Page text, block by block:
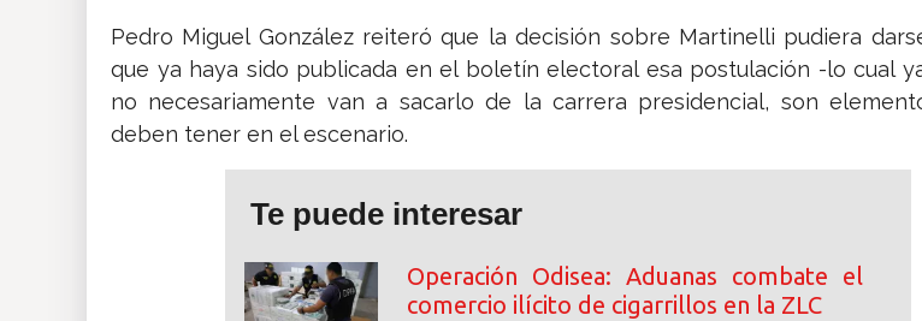
Pedro Miguel González reiteró que la decisión sobre Martinelli pudiera
que ya haya sido publicada en el boletín electoral esa postulación -lo cual
no necesariamente van a sacarlo de la carrera presidencial, son
deben tener en el escenario.
Te puede interesar
Operación Odisea: Aduanas combate el
comercio ilícito de cigarrillos en la ZLC